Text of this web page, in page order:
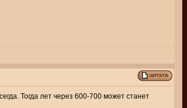
Тогда лет через 600-700 может станет